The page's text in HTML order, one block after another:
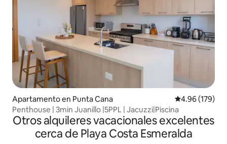
Apartamento en Punta Cana Calificación
4.96 (179)
Penthouse | 3min Juanillo |5PPL | Jacuzzi|Piscina
Otros alquileres vacacionales excelentes
cerca de Playa Costa Esmeralda